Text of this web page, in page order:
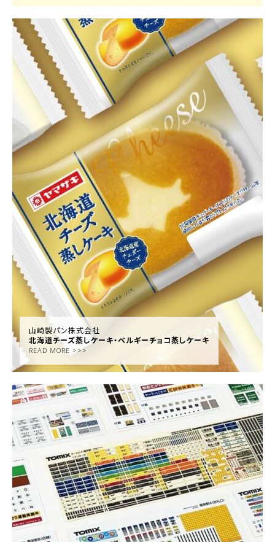
山崎製パン株式会社
北海道チーズ蒸しケーキ・ベルギーチョコ蒸しケーキ
READ MORE >>>